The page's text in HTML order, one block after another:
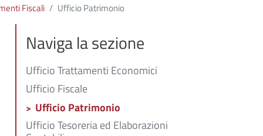
Fiscali Ufficio Patrimonio
Naviga la sezione
Ufficio Trattamenti Economici
Ufficio Fiscale
Ufficio Patrimonio
Ufficio Tesoreria ed Elaborazioni